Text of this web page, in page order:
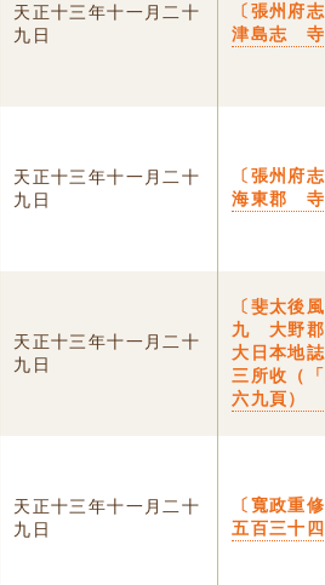
天正十三年十一月二十
九日
〔張州府
津島志
天正十三年十一月二十
九日
〔張州府
海東郡
天正十三年十一月二十
九日
〔斐太後
九 大野郡
大日本地
三所收（
六九頁）
天正十三年十一月二十
九日
〔寬政重
五百三十